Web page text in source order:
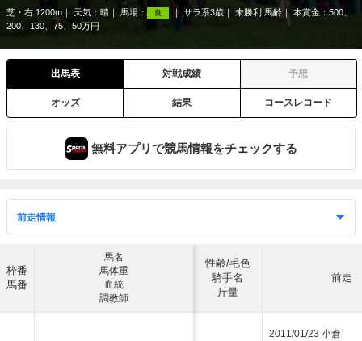
芝・右 1200m 天気： 晴 馬場： 良 サラ系3歳 未勝利 馬齢
本賞金：500、
200、130、75、50万円
出馬表 対戦成績 予想
オッズ 結果 コースレコード
無料アプリで競馬情報をチェックする
枠番
馬番
馬名
馬体重
血統
調教師
性齢/毛色
騎手名
斤量
前走
2011/01/23 小倉